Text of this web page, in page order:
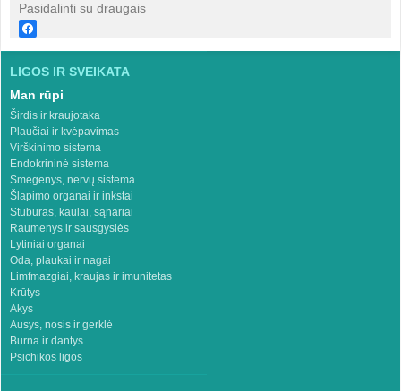
Pasidalinti su draugais
LIGOS IR SVEIKATA
Man rūpi
Širdis ir kraujotaka
Plaučiai ir kvėpavimas
Virškinimo sistema
Endokrininė sistema
Smegenys, nervų sistema
Šlapimo organai ir inkstai
Stuburas, kaulai, sąnariai
Raumenys ir sausgyslės
Lytiniai organai
Oda, plaukai ir nagai
Limfmazgiai, kraujas ir imunitetas
Krūtys
Akys
Ausys, nosis ir gerklė
Burna ir dantys
Psichikos ligos